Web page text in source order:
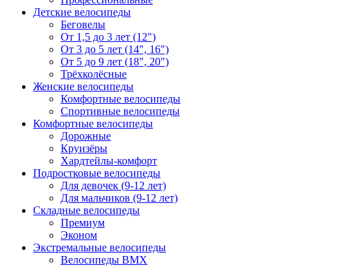
Детские велосипеды
Беговелы
От 1,5 до 3 лет (12")
От 3 до 5 лет (14", 16")
От 5 до 9 лет (18", 20")
Трёхколёсные
Женские велосипеды
Комфортные велосипеды
Спортивные велосипеды
Комфортные велосипеды
Дорожные
Круизёры
Хардтейлы-комфорт
Подростковые велосипеды
Для девочек (9-12 лет)
Для мальчиков (9-12 лет)
Складные велосипеды
Премиум
Эконом
Экстремальные велосипеды
Велосипеды BMX